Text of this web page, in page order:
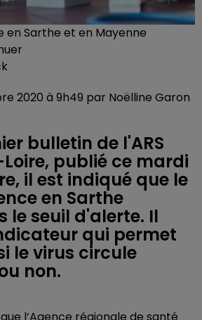
en Sarthe et en Mayenne
2020 à 9h49 par Noëlline Garon
bulletin de l'ARS
publié ce mardi
il est indiqué que le
en Sarthe
le seuil d'alerte. Il
qui permet
le virus circule
non.